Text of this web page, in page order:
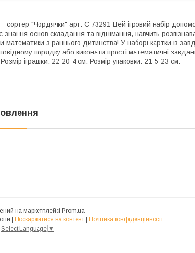
сортер "Чордячки" арт. C 73291 Цей ігровий набір
знання основ складання та віднімання, навчить
математики з раннього дитинства! У наборі картки із
порядку або виконати прості математичні
іграшки: 22-20-4 см. Розмір упаковки: 21-5-23 см.
на маркетплейсі Prom.ua
Toys-USA Дитячі іграшки зі США та Європи | Поскаржитися на контент | Політика конфіденційності
Select Language ▼